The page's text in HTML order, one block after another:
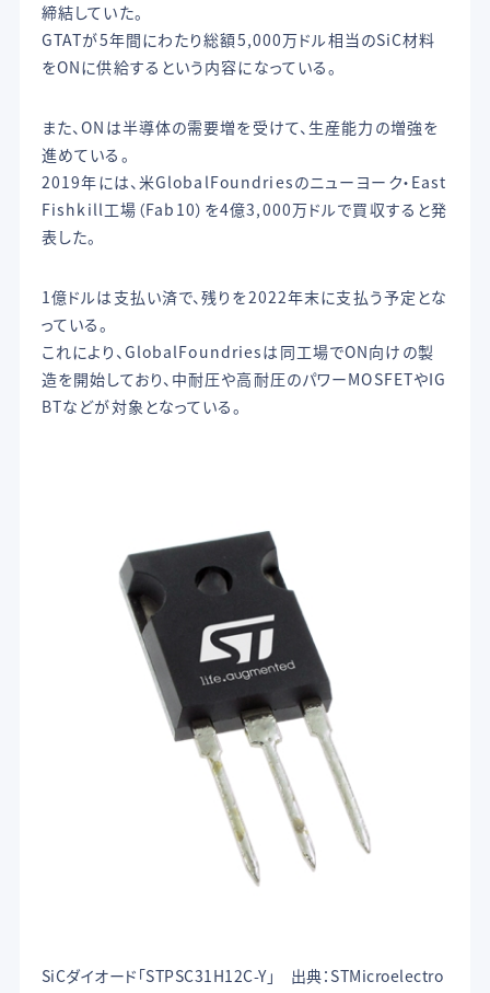
締結していた。
GTATが5年間にわたり総額5,000万ドル相当のSiC材料
をONに供給するという内容になっている。
また、ONは半導体の需要増を受けて、生産能力の増強を
進めている。
2019年には、米GlobalFoundriesのニューヨーク・East
Fishkill工場（Fab10）を4億3,000万ドルで買収すると発
表した。
1億ドルは支払い済で、残りを2022年末に支払う予定とな
っている。
これにより、GlobalFoundriesは同工場でON向けの製
造を開始しており、中耐圧や高耐圧のパワーMOSFETやIG
BTなどが対象となっている。
SiCダイオード「STPSC31H12C-Y」 出典：STMicroelectro